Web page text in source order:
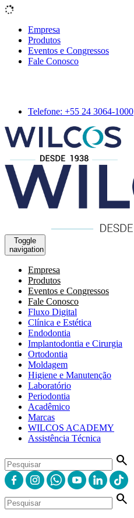
Empresa
Produtos
Eventos e Congressos
Fale Conosco
Telefone: +55 24 3064-1000
Toggle
navigation
Empresa
Produtos
Eventos e Congressos
Fale Conosco
Fluxo Digital
Clínica e Estética
Endodontia
Implantodontia e Cirurgia
Ortodontia
Moldagem
Higiene e Manutenção
Laboratório
Periodontia
Acadêmico
Marcas
WILCOS ACADEMY
Assistência Técnica
search
search